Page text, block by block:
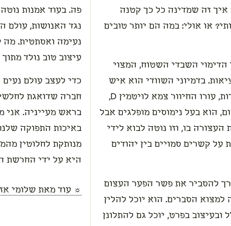
איך זה שמדינה כל כך קטנה
או אולי: במה הם יותר טובים
הדימוי השבדי השטוח, המצוי
בדמיוני השוודי הוא איש
בעל נוכחות מסיבית, נטייה חזקה להתאבדות, עורו החיוור צמא לויטמין D,
הוא בעל נימוסים מופלגים אבל
בו, וזו נוטה לבוא לידי
על קשרים סמויים בין יהודים
להסביר את פשר הפער העצום
למצוא הסברים. הוא יוכל להלין
בפרט, יוכל גם להתלונן
פה. בעוד אמנות
נגד האנושות, עולם
נעימה ואסתטית. מה
עיצוב טוב נולד
כדי לעצב עולם נעים
חברה שדואגת
בראש מעייניה. אני
באיכות התפוקה
מנותקת לחלוטין
היא על ידי החרשת
☼ עוד מאת שלומי